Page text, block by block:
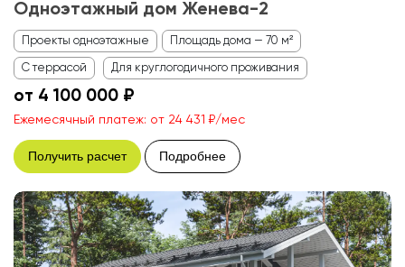
Одноэтажный дом Женева-2
Проекты одноэтажные Площадь дома — 70 м²
С террасой Для круглогодичного проживания
от 4 100 000 ₽
Ежемесячный платеж: от 24 431 ₽/мес
Получить расчет Подробнее